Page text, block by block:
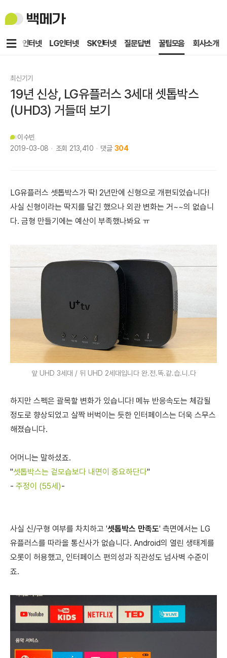
백
메
KT인터넷 LG인터넷 SK인터넷 질문답변 꿀팁모음 회사소개
메
최신기기
19년 신상, LG유플러스 3세대 셋톱박스
(UHD3) 거들떠 보기
이수빈
2019-03-08
조회 213,410 댓글 304
LG유플러스 셋톱박스가 딱! 2년만에 신형으로 개편되었습니다!
사실 신형이라는 딱지를 달긴 했으나 외관 변화는 거~~의 없습니
다. 금형 만들기에는 예산이 부족했나봐요 ㅠ
앞 UHD 3세대 / 뒤 UHD 2세대입니다 완.전.똑.같.습.니.다
하지만 스펙은 괄목할 변화가 있습니다! 메뉴 반응속도는 체감될
정도로 향상되었고 살짝 버벅이는 듯한 인터페이스는 더욱 스무스
해졌습니다.
어머니는 말하셨죠.
"셋톱박스는 겉모습보다 내면이 중요하단다"
- 주정이 (55세)-
사실 신/구형 여부를 차치하고 '셋톱박스 만족도' 측면에서는 LG
유플러스를 따라올 통신사가 없습니다. Android의 열린 생태계를
오롯이 허용했고, 인터페이스 편의성과 직관성도 넘사벽 수준이
죠.